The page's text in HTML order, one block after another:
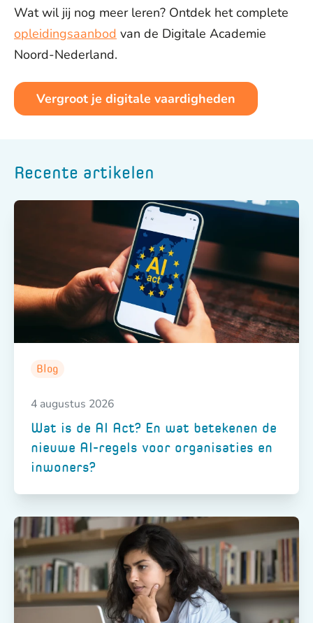
Wat wil jij nog meer leren? Ontdek het complete
opleidingsaanbod van de Digitale Academie
Noord-Nederland.
Vergroot je digitale vaardigheden
Recente artikelen
Blog
4 augustus 2026
Wat is de AI Act? En wat betekenen de
nieuwe AI-regels voor organisaties en
inwoners?